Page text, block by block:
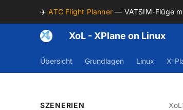
✈️ ATC Flight Planner — VATSIM-Flüge
XoL - XPlane on Linux
Übersicht Grundlagen Linux X-
SZENERIEN